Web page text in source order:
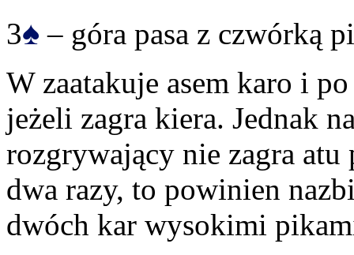
3♠ – góra pasa z czwórką
W zaatakuje asem karo i
jeżeli zagra kiera. Jednak
rozgrywający nie zagra atu
dwa razy, to powinien
dwóch kar wysokimi